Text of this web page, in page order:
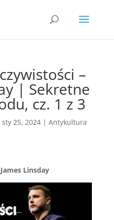
–
| Sekretne
cz. 1 z 3
sty 25, 2024| Antykultura
Linsday